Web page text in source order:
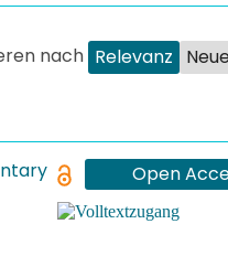
nach Relevanz
Open